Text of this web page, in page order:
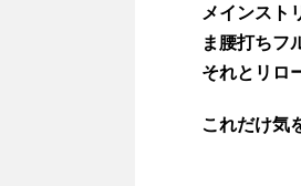
メインスト
ま腰打ちフ
それとリロ
これだけ気